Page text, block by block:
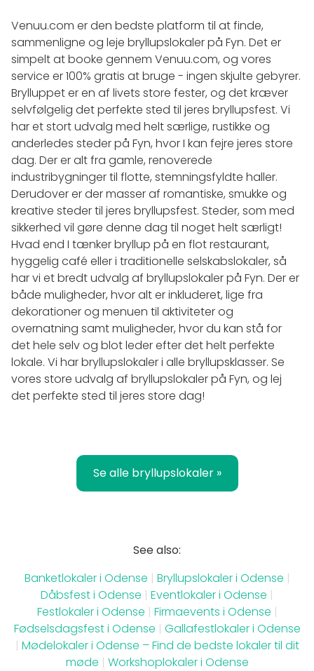
Venuu.com er den bedste platform til at finde,
sammenligne og leje bryllupslokaler på Fyn. Det er
simpelt at booke gennem Venuu.com, og vores
service er 100% gratis at bruge - ingen skjulte gebyrer.
Brylluppet er en af livets store fester, og det kræver
selvfølgelig det perfekte sted til jeres bryllupsfest. Vi
har et stort udvalg med helt særlige, rustikke og
anderledes steder på Fyn, hvor I kan fejre jeres store
dag. Der er alt fra gamle, renoverede
industribygninger til flotte, stemningsfyldte haller.
Derudover er der masser af romantiske, smukke og
kreative steder til jeres bryllupsfest. Steder, som med
sikkerhed vil gøre denne dag til noget helt særligt!
Hvad end I tænker bryllup på en flot restaurant,
hyggelig café eller i traditionelle selskabslokaler, så
har vi et bredt udvalg af bryllupslokaler på Fyn. Der er
både muligheder, hvor alt er inkluderet, lige fra
dekorationer og menuen til aktiviteter og
overnatning samt muligheder, hvor du kan stå for
det hele selv og blot leder efter det helt perfekte
lokale. Vi har bryllupslokaler i alle bryllupsklasser. Se
vores store udvalg af bryllupslokaler på Fyn, og lej
det perfekte sted til jeres store dag!
Se alle bryllupslokaler »
See also:
Banketlokaler i Odense | Bryllupslokaler i Odense |
Dåbsfest i Odense | Eventlokaler i Odense |
Festlokaler i Odense | Firmaevents i Odense |
Fødselsdagsfest i Odense | Gallafestlokaler i Odense
| Mødelokaler i Odense – Find de bedste lokaler til dit
møde | Workshoplokaler i Odense